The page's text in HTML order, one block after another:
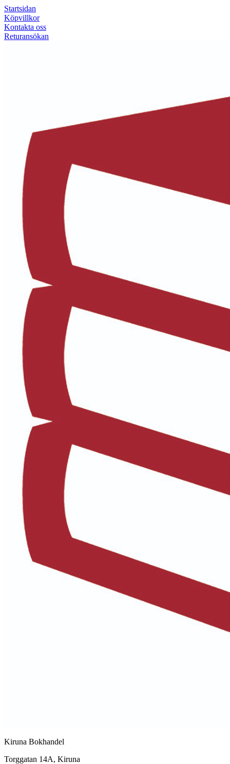
Startsidan
Köpvillkor
Kontakta oss
Returansökan
Kiruna Bokhandel
Torggatan 14A, Kiruna